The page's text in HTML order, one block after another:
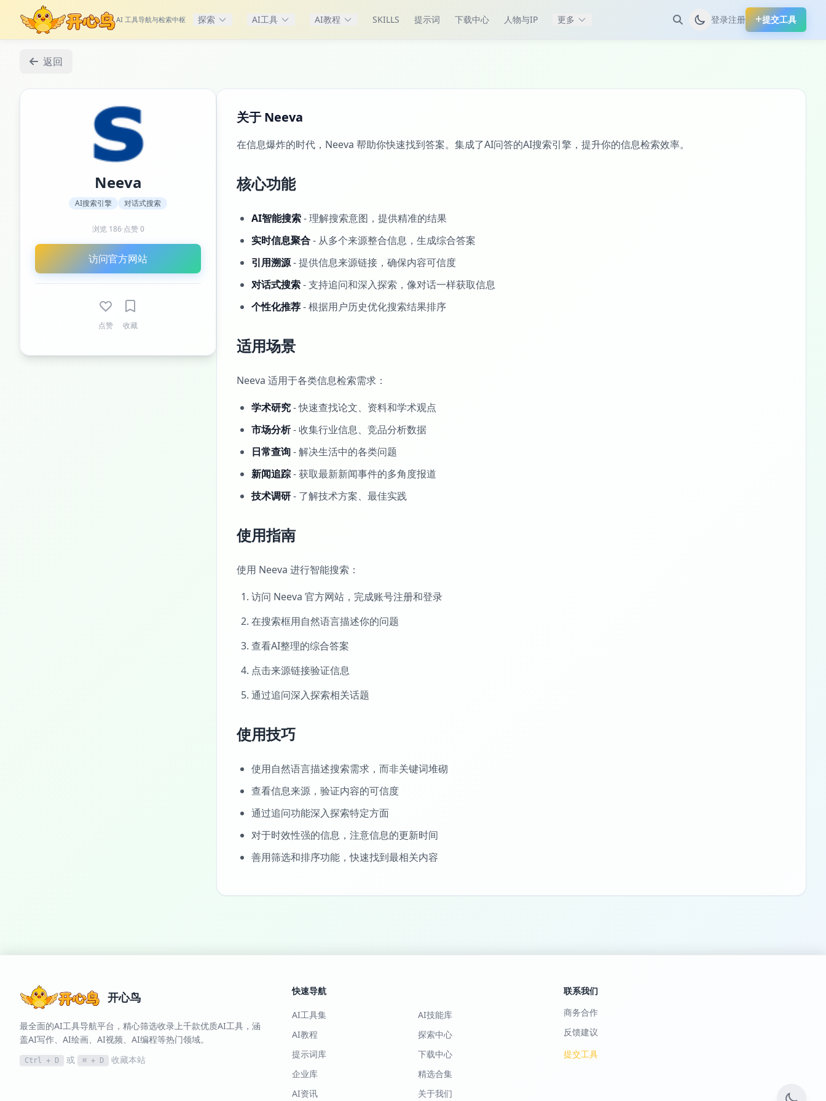
AI 工具导航与检索中枢 探索 AI工具 AI教程 SKILLS 提示词 下载中心 人物与IP 更多 登录注册 提交工具
返回
Neeva
AI搜索引擎 对话式搜索
浏览 186·点赞0
访问官方网站
点赞 收藏
关于 Neeva
在信息爆炸的时代，Neeva 帮助你快速找到答案。集成了AI问答的AI搜索引擎，提升你的信息检索效率。
核心功能
AI智能搜索- 理解搜索意图，提供精准的结果
实时信息聚合- 从多个来源整合信息，生成综合答案
引用溯源- 提供信息来源链接，确保内容可信度
对话式搜索- 支持追问和深入探索，像对话一样获取信息
个性化推荐- 根据用户历史优化搜索结果排序
适用场景
Neeva 适用于各类信息检索需求：
学术研究- 快速查找论文、资料和学术观点
市场分析- 收集行业信息、竞品分析数据
日常查询- 解决生活中的各类问题
新闻追踪- 获取最新新闻事件的多角度报道
技术调研- 了解技术方案、最佳实践
使用指南
使用 Neeva 进行智能搜索：
访问 Neeva 官方网站，完成账号注册和登录
在搜索框用自然语言描述你的问题
查看AI整理的综合答案
点击来源链接验证信息
通过追问深入探索相关话题
使用技巧
使用自然语言描述搜索需求，而非关键词堆砌
查看信息来源，验证内容的可信度
通过追问功能深入探索特定方面
对于时效性强的信息，注意信息的更新时间
善用筛选和排序功能，快速找到最相关内容
开心鸟
最全面的AI工具导航平台，精心筛选收录上千款优质AI工具，涵
盖AI写作、AI绘画、AI视频、AI编程等热门领域。
Ctrl + D 或 ⌘ + D 收藏本站
快速导航
AI工具集
AI技能库
AI教程
探索中心
提示词库
下载中心
企业库
精选合集
AI资讯
关于我们
联系我们
商务合作
反馈建议
提交工具